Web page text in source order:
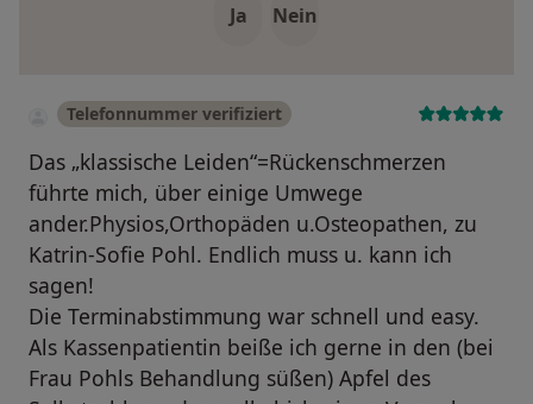
Ja Nein
Telefonnummer verifiziert
Das „klassische Leiden“=Rückenschmerzen
führte mich, über einige Umwege
ander.Physios,Orthopäden u.Osteopathen, zu
Katrin-Sofie Pohl. Endlich muss u. kann ich
sagen!
Die Terminabstimmung war schnell und easy.
Als Kassenpatientin beiße ich gerne in den (bei
Frau Pohls Behandlung süßen) Apfel des